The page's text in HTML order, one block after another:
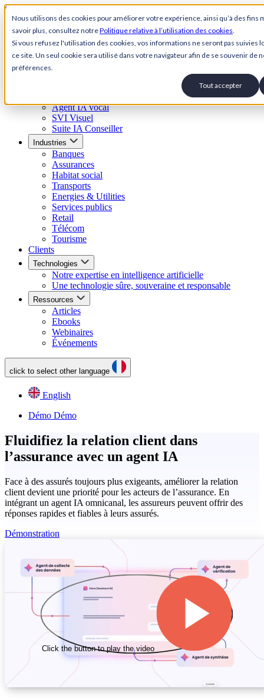
Nous utilisons des cookies pour améliorer votre expérience, ainsi qu’à des fins
savoir plus, consultez notrePolitique relative à l’utilisation des cookies.
Si vous refusez l'utilisation des cookies, vos informations ne seront pas suivies
ce site. Un seul cookie sera utilisé dans votre navigateur afin de se souvenir de
préférences.
Tout accepter
Skip to content
Back to Homepage
Open menu
Agent IA vocal
SVI Visuel
Suite IA Conseiller
Industries
Banques
Assurances
Habitat social
Transports
Energies & Utilities
Services publics
Retail
Télécom
Tourisme
Clients
Technologies
Notre expertise en intelligence artificielle
Une technologie sûre, souveraine et responsable
Ressources
Articles
Ebooks
Webinaires
Événements
click to select other language
English
Démo Démo
Fluidifiez la relation client dans
l’assurance avec un agent IA
Face à des assurés toujours plus exigeants, améliorer la relation
client devient une priorité pour les acteurs de l’assurance. En
intégrant un agent IA omnicanal, les assureurs peuvent offrir des
réponses rapides et fiables à leurs assurés.
Démonstration
Click the button to play the video